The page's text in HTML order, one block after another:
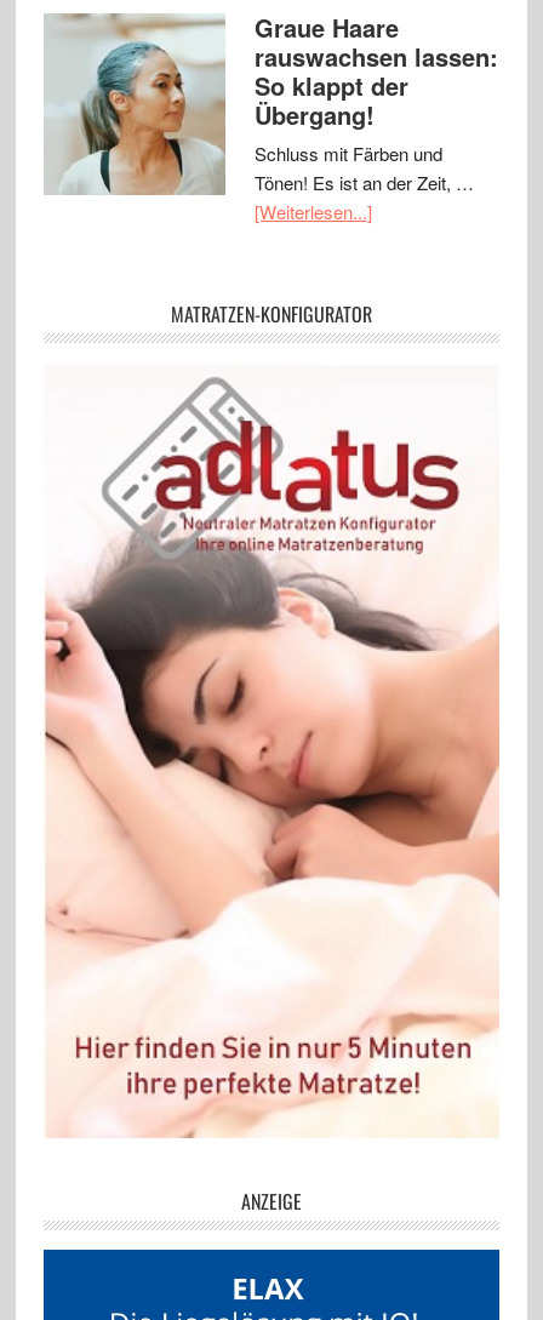
Graue Haare
rauswachsen lassen:
So klappt der
Übergang!
Schluss mit Färben und
Tönen! Es ist an der Zeit, …
[Weiterlesen...]
MATRATZEN-KONFIGURATOR
ANZEIGE